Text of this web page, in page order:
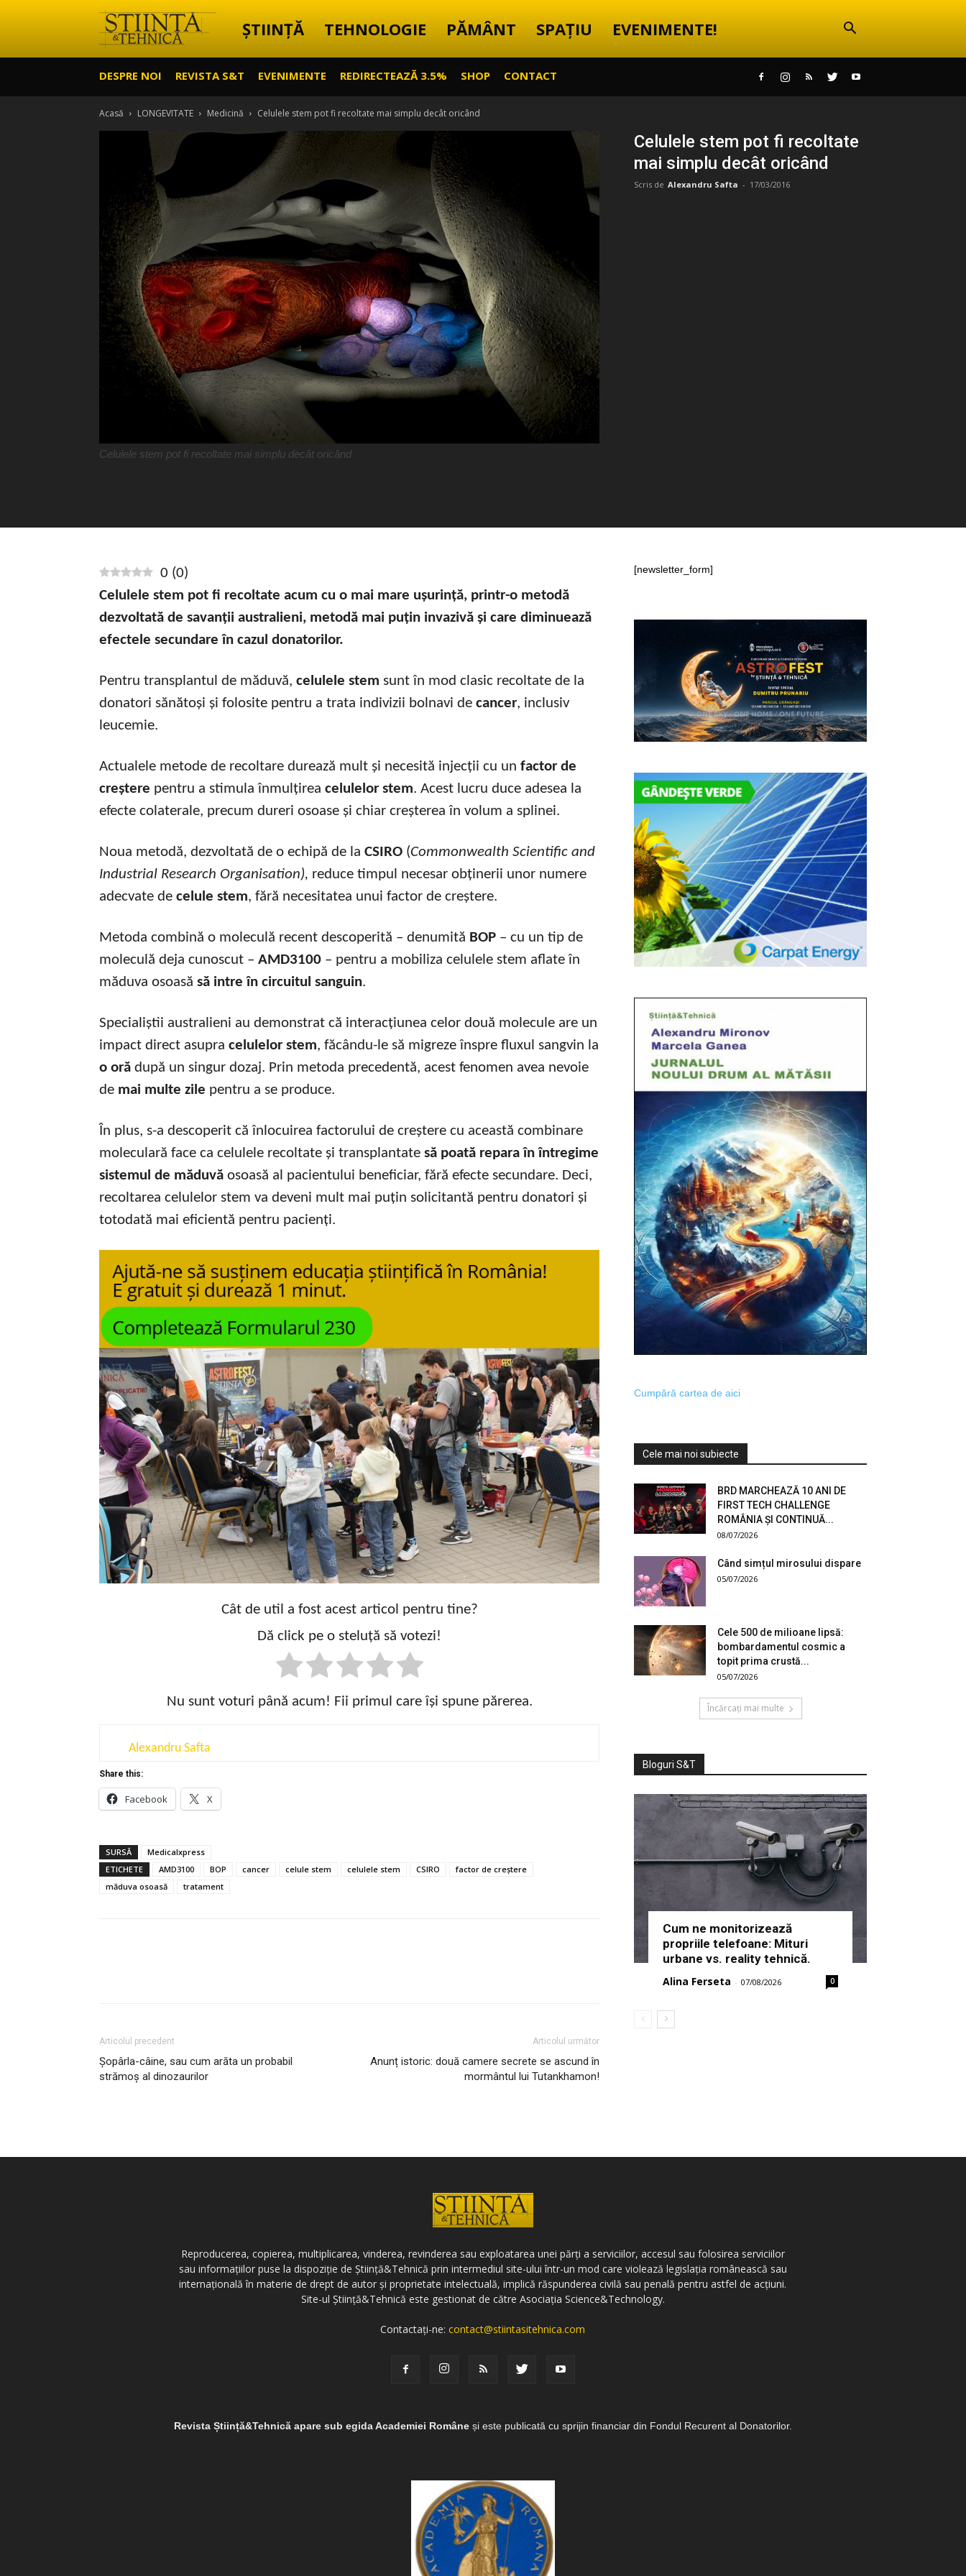
Știință
ȘTIINȚĂ TEHNOLOGIE PĂMÂNT SPAȚIU EVENIMENTE!
DESPRE NOI REVISTA S&T EVENIMENTE REDIRECTEAZĂ 3.5% SHOP CONTACT
Acasă LONGEVITATE Medicină Celulele stem pot fi recoltate mai simplu decât oricând
Celulele stem pot fi recoltate
mai simplu decât oricând
Scris de Alexandru Safta - 17/03/2016
Celulele stem pot fi recoltate mai simplu decât oricând
0 (0)
Celulele stem pot fi recoltate acum cu o mai mare ușurință, printr-o metodă
dezvoltată de savanții australieni, metodă mai puțin invazivă și care diminuează
efectele secundare în cazul donatorilor.
Pentru transplantul de măduvă, celulele stem sunt în mod clasic recoltate de la
donatori sănătoși și folosite pentru a trata indivizii bolnavi de cancer, inclusiv
leucemie.
Actualele metode de recoltare durează mult și necesită injecții cu un factor de
creștere pentru a stimula înmulțirea celulelor stem. Acest lucru duce adesea la
efecte colaterale, precum dureri osoase și chiar creșterea în volum a splinei.
Noua metodă, dezvoltată de o echipă de la CSIRO (Commonwealth Scientific and
Industrial Research Organisation), reduce timpul necesar obținerii unor numere
adecvate de celule stem, fără necesitatea unui factor de creștere.
Metoda combină o moleculă recent descoperită – denumită BOP – cu un tip de
moleculă deja cunoscut – AMD3100 – pentru a mobiliza celulele stem aflate în
măduva osoasă să intre în circuitul sanguin.
Specialiștii australieni au demonstrat că interacțiunea celor două molecule are un
impact direct asupra celulelor stem, făcându-le să migreze înspre fluxul sangvin la
o oră după un singur dozaj. Prin metoda precedentă, acest fenomen avea nevoie
de mai multe zile pentru a se produce.
În plus, s-a descoperit că înlocuirea factorului de creștere cu această combinare
moleculară face ca celulele recoltate și transplantate să poată repara în întregime
sistemul de măduvă osoasă al pacientului beneficiar, fără efecte secundare. Deci,
recoltarea celulelor stem va deveni mult mai puțin solicitantă pentru donatori și
totodată mai eficientă pentru pacienți.
Cât de util a fost acest articol pentru tine?
Dă click pe o steluță să votezi!
Nu sunt voturi până acum! Fii primul care își spune părerea.
Alexandru Safta
Share this:
Facebook X
SURSĂ
Medicalxpress
ETICHETE
AMD3100 BOP cancer celule stem celulele stem CSIRO
factor de creștere
măduva osoasă
tratament
Articolul precedent
Șopârla-câine, sau cum arăta un probabil
strămoș al dinozaurilor
Articolul următor
Anunț istoric: două camere secrete se ascund în
mormântul lui Tutankhamon!
[newsletter_form]
Cumpără cartea de aici
Cele mai noi subiecte
BRD MARCHEAZĂ 10 ANI DE
FIRST TECH CHALLENGE
ROMÂNIA ȘI CONTINUĂ...
08/07/2026
Când simțul mirosului dispare
05/07/2026
Cele 500 de milioane lipsă:
bombardamentul cosmic a
topit prima crustă...
05/07/2026
Încărcați mai multe
Bloguri S&T
Cum ne monitorizează
propriile telefoane: Mituri
urbane vs. reality tehnică.
Alina Ferseta - 07/08/2026 0
Reproducerea, copierea, multiplicarea, vinderea, revinderea sau exploatarea unei părți a serviciilor, accesul sau folosirea serviciilor
sau informațiilor puse la dispoziție de Știință&Tehnică prin intermediul site-ului într-un mod care violează legislația românească sau
internațională în materie de drept de autor și proprietate intelectuală, implică răspunderea civilă sau penală pentru astfel de acțiuni.
Site-ul Știință&Tehnică este gestionat de către Asociația Science&Technology.
Contactați-ne:contact@stiintasitehnica.com
Revista Știință&Tehnică apare sub egida Academiei Române și este publicată cu sprijin financiar din Fondul Recurent al Donatorilor.